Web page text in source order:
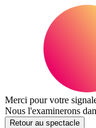
Merci pour votre
Nous l'examinerons
Retour au spectacle